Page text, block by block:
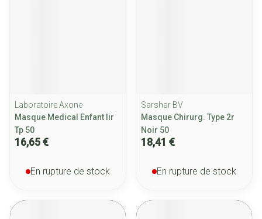
Laboratoire Axone
Masque Medical Enfant Iir
Tp 50
16,65 €
En rupture de stock
Sarshar BV
Masque Chirurg. Type 2r
Noir 50
18,41 €
En rupture de stock